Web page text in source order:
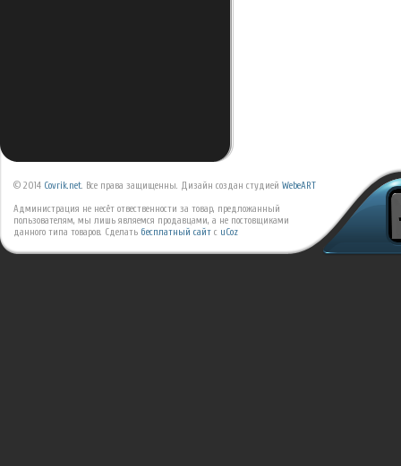
© 2014 Covrik.net. Все права защищенны. Дизайн создан студией WebeART
Администрация не несёт отвественности за товар, предложанный
пользователям, мы лишь являемся продавцами, а не постовщиками
данного типа товаров. Сделать бесплатный сайт с uCoz